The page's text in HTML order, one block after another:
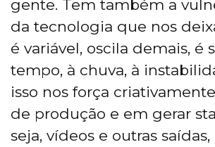
gente. Tem também a
da tecnologia que nos
é variável, oscila demais, é
tempo, à chuva, à
isso nos força
de produção e em gerar
seja, vídeos e outras